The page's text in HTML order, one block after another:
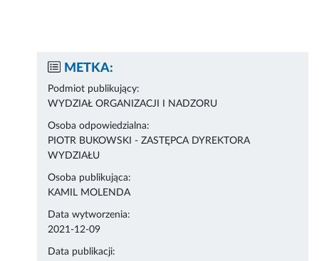
METKA:
Podmiot publikujący:
WYDZIAŁ ORGANIZACJI I NADZORU
Osoba odpowiedzialna:
PIOTR BUKOWSKI - ZASTĘPCA DYREKTORA
WYDZIAŁU
Osoba publikująca:
KAMIL MOLENDA
Data wytworzenia:
2021-12-09
Data publikacji: